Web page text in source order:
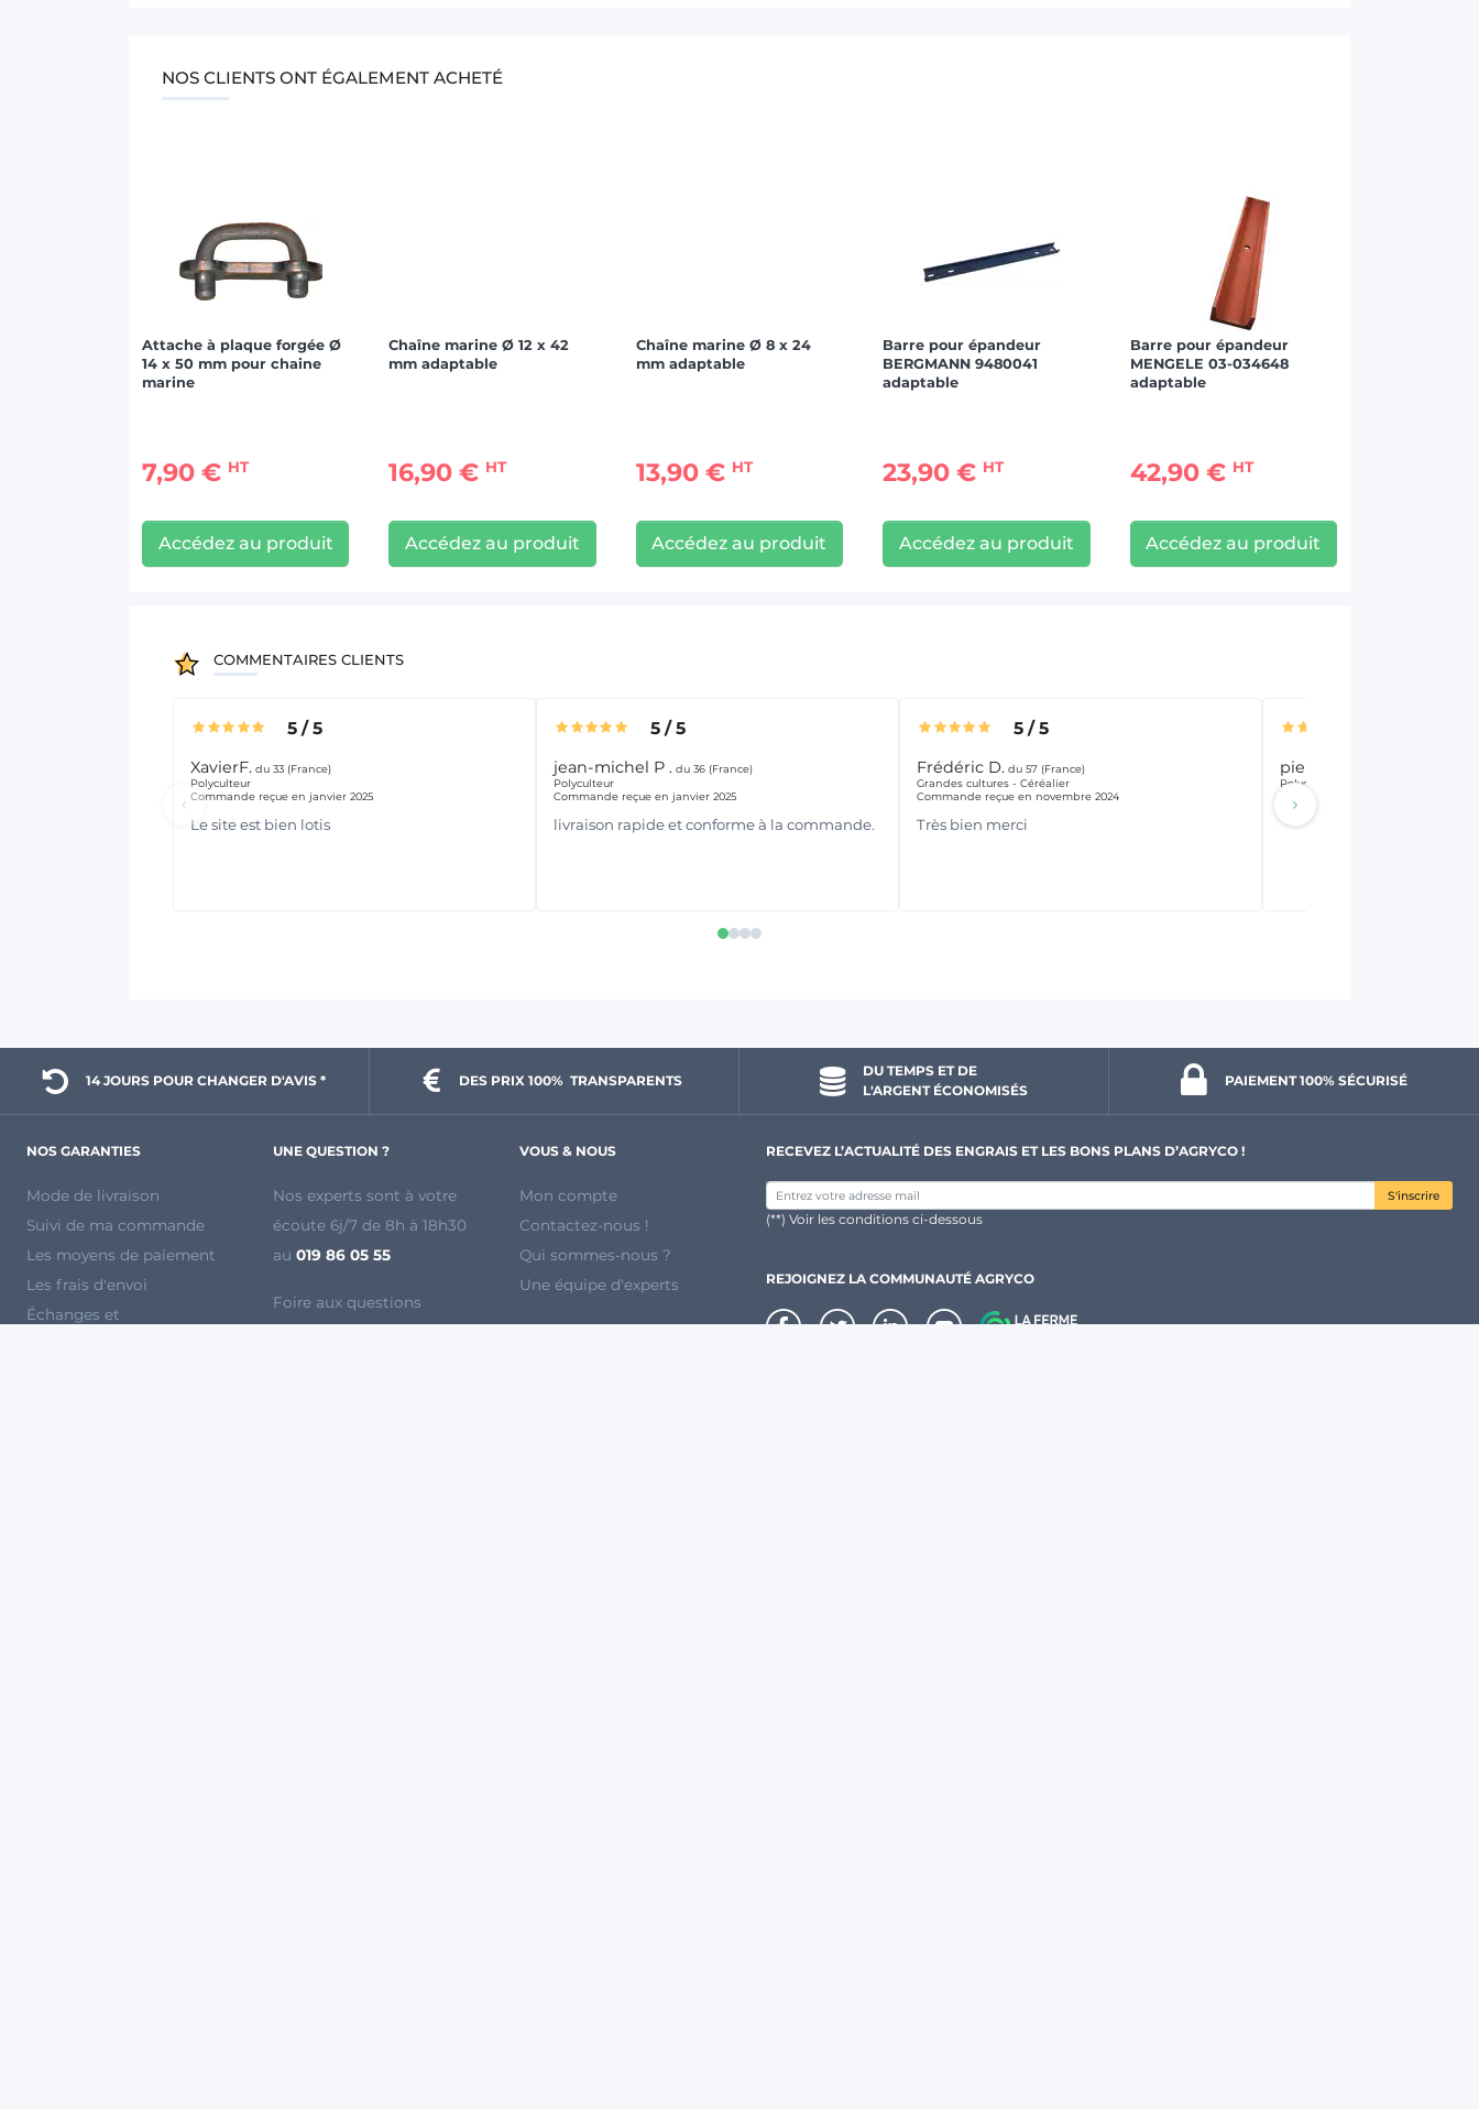
NOS CLIENTS ONT ÉGALEMENT ACHETÉ
Attache à plaque forgée Ø
14 x 50 mm pour chaine
marine
7,90 € HT
Accédez au produit
Chaîne marine Ø 12 x 42
mm adaptable
16,90 € HT
Accédez au produit
Chaîne marine Ø 8 x 24
mm adaptable
13,90 € HT
Accédez au produit
Barre pour épandeur
BERGMANN 9480041
adaptable
23,90 € HT
Accédez au produit
Barre pour épandeur
MENGELE 03-034648
adaptable
42,90 € HT
Accédez au produit
COMMENTAIRES CLIENTS
5/5
XavierF. du 33 (France)
Polyculteur
Commande reçue en janvier 2025
Le site est bien lotis
5/5
jean-michel P . du 36 (France)
Polyculteur
Commande reçue en janvier 2025
livraison rapide et conforme à la commande.
5/5
Frédéric D. du 57 (France)
Grandes cultures - Céréalier
Commande reçue en novembre 2024
Très bien merci
pierre E .
Polyculteur
14 JOURS POUR CHANGER D'AVIS * DES PRIX 100% TRANSPARENTS
DU TEMPS ET DE
L'ARGENT ÉCONOMISÉS
PAIEMENT 100% SÉCURISÉ
NOS GARANTIES
Mode de livraison
Suivi de ma commande
Les moyens de paiement
Les frais d'envoi
Échanges et
UNE QUESTION ?
Nos experts sont à votre
écoute 6j/7 de 8h à 18h30
au 019 86 05 55
Foire aux questions
VOUS & NOUS
Mon compte
Contactez-nous !
Qui sommes-nous ?
Une équipe d'experts
RECEVEZ L’ACTUALITÉ DES ENGRAIS ET LES BONS PLANS D’AGRYCO !
S'inscrire
(**) Voir les conditions ci-dessous
REJOIGNEZ LA COMMUNAUTÉ AGRYCO